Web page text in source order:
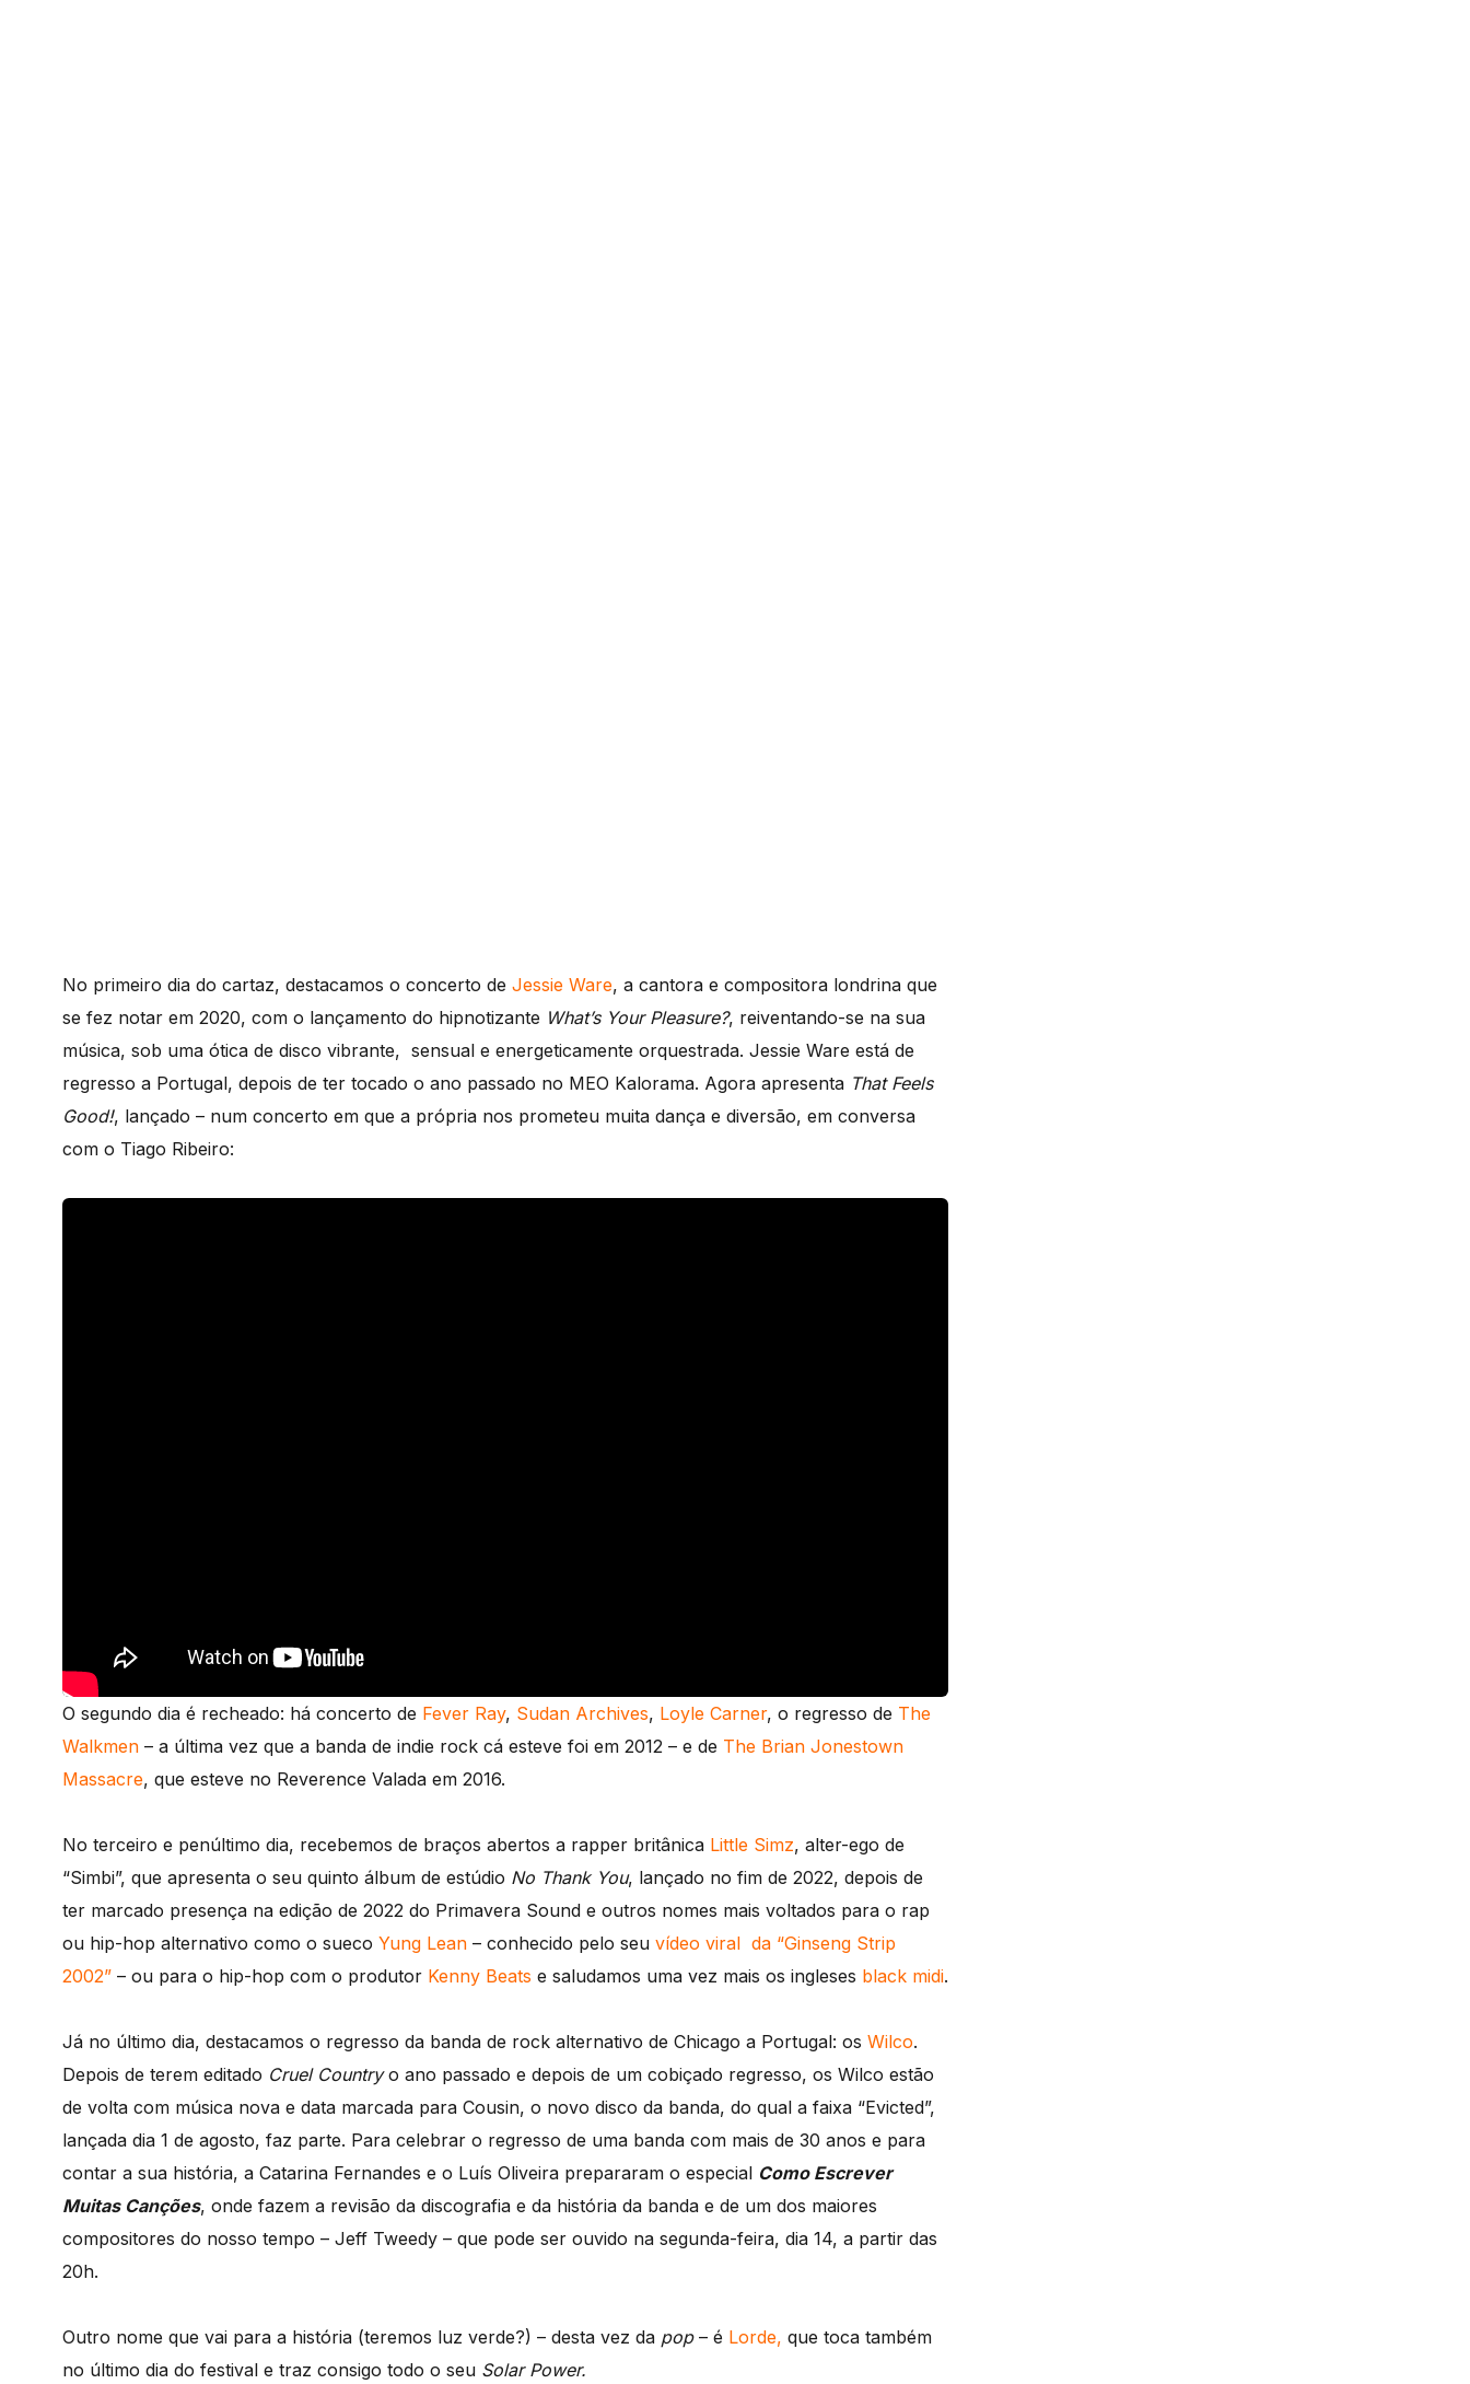
No primeiro dia do cartaz, destacamos o concerto de Jessie Ware, a cantora e compositora londrina que
se fez notar em 2020, com o lançamento do hipnotizante What’s Your Pleasure?, reiventando-se na sua
música, sob uma ótica de disco vibrante, sensual e energeticamente orquestrada. Jessie Ware está de
regresso a Portugal, depois de ter tocado o ano passado no MEO Kalorama. Agora apresenta That Feels
Good!, lançado – num concerto em que a própria nos prometeu muita dança e diversão, em conversa
com o Tiago Ribeiro:
O segundo dia é recheado: há concerto de Fever Ray, Sudan Archives, Loyle Carner, o regresso de The
Walkmen – a última vez que a banda de indie rock cá esteve foi em 2012 – e de The Brian Jonestown
Massacre, que esteve no Reverence Valada em 2016.
No terceiro e penúltimo dia, recebemos de braços abertos a rapper britânica Little Simz, alter-ego de
“Simbi”, que apresenta o seu quinto álbum de estúdio No Thank You, lançado no fim de 2022, depois de
ter marcado presença na edição de 2022 do Primavera Sound e outros nomes mais voltados para o rap
ou hip-hop alternativo como o sueco Yung Lean – conhecido pelo seu vídeo viral da “Ginseng Strip
2002” – ou para o hip-hop com o produtor Kenny Beats e saludamos uma vez mais os ingleses black midi.
Já no último dia, destacamos o regresso da banda de rock alternativo de Chicago a Portugal: os Wilco.
Depois de terem editado Cruel Countryo ano passado e depois de um cobiçado regresso, os Wilco estão
de volta com música nova e data marcada para Cousin, o novo disco da banda, do qual a faixa “Evicted”,
lançada dia 1 de agosto, faz parte. Para celebrar o regresso de uma banda com mais de 30 anos e para
contar a sua história, a Catarina Fernandes e o Luís Oliveira prepararam o especial Como Escrever
Muitas Canções, onde fazem a revisão da discografia e da história da banda e de um dos maiores
compositores do nosso tempo – Jeff Tweedy – que pode ser ouvido na segunda-feira, dia 14, a partir das
20h.
Outro nome que vai para a história (teremos luz verde?) – desta vez da pop– é Lorde, que toca também
no último dia do festival e traz consigo todo o seu Solar Power.